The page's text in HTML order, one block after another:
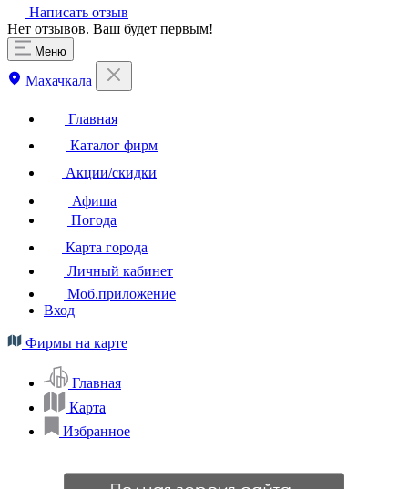
Написать отзыв
Нет отзывов. Ваш будет первым!
Меню
Махачкала
Главная
Каталог фирм
Акции/скидки
Афиша
Погода
Карта города
Личный кабинет
Моб.приложение
Вход
Фирмы на карте
Главная
Карта
Избранное